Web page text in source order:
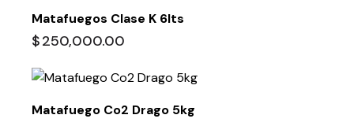
Matafuegos Clase K 6lts
$250,000.00
Matafuego Co2 Drago 5kg